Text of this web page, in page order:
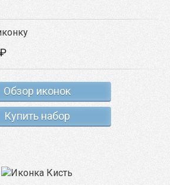
₽
Обзор иконок
Купить набор